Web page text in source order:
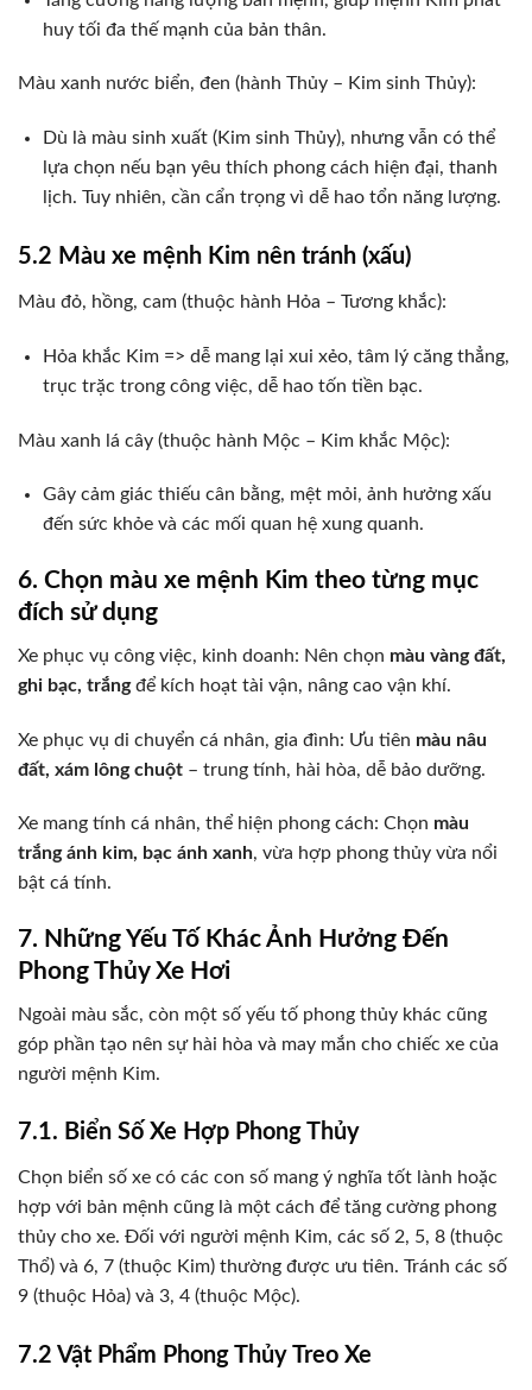
huy tối đa thế mạnh của bản thân.
Màu xanh nước biển, đen (hành Thủy – Kim sinh Thủy):
Dù là màu sinh xuất (Kim sinh Thủy), nhưng vẫn có thể
lựa chọn nếu bạn yêu thích phong cách hiện đại, thanh
lịch. Tuy nhiên, cần cẩn trọng vì dễ hao tổn năng lượng.
5.2 Màu xe mệnh Kim nên tránh (xấu)
Màu đỏ, hồng, cam (thuộc hành Hỏa – Tương khắc):
Hỏa khắc Kim => dễ mang lại xui xẻo, tâm lý căng thẳng,
trục trặc trong công việc, dễ hao tốn tiền bạc.
Màu xanh lá cây (thuộc hành Mộc – Kim khắc Mộc):
Gây cảm giác thiếu cân bằng, mệt mỏi, ảnh hưởng xấu
đến sức khỏe và các mối quan hệ xung quanh.
6. Chọn màu xe mệnh Kim theo từng mục
đích sử dụng
Xe phục vụ công việc, kinh doanh: Nên chọn màu vàng đất,
ghi bạc, trắngđể kích hoạt tài vận, nâng cao vận khí.
Xe phục vụ di chuyển cá nhân, gia đình: Ưu tiên màu nâu
đất, xám lông chuột – trung tính, hài hòa, dễ bảo dưỡng.
Xe mang tính cá nhân, thể hiện phong cách: Chọn màu
trắng ánh kim, bạc ánh xanh, vừa hợp phong thủy vừa nổi
bật cá tính.
7. Những Yếu Tố Khác Ảnh Hưởng Đến
Phong Thủy Xe Hơi
Ngoài màu sắc, còn một số yếu tố phong thủy khác cũng
góp phần tạo nên sự hài hòa và may mắn cho chiếc xe của
người mệnh Kim.
7.1. Biển Số Xe Hợp Phong Thủy
Chọn biển số xe có các con số mang ý nghĩa tốt lành hoặc
hợp với bản mệnh cũng là một cách để tăng cường phong
thủy cho xe. Đối với người mệnh Kim, các số 2, 5, 8 (thuộc
Thổ) và 6, 7 (thuộc Kim) thường được ưu tiên. Tránh các số
9 (thuộc Hỏa) và 3, 4 (thuộc Mộc).
7.2 Vật Phẩm Phong Thủy Treo Xe